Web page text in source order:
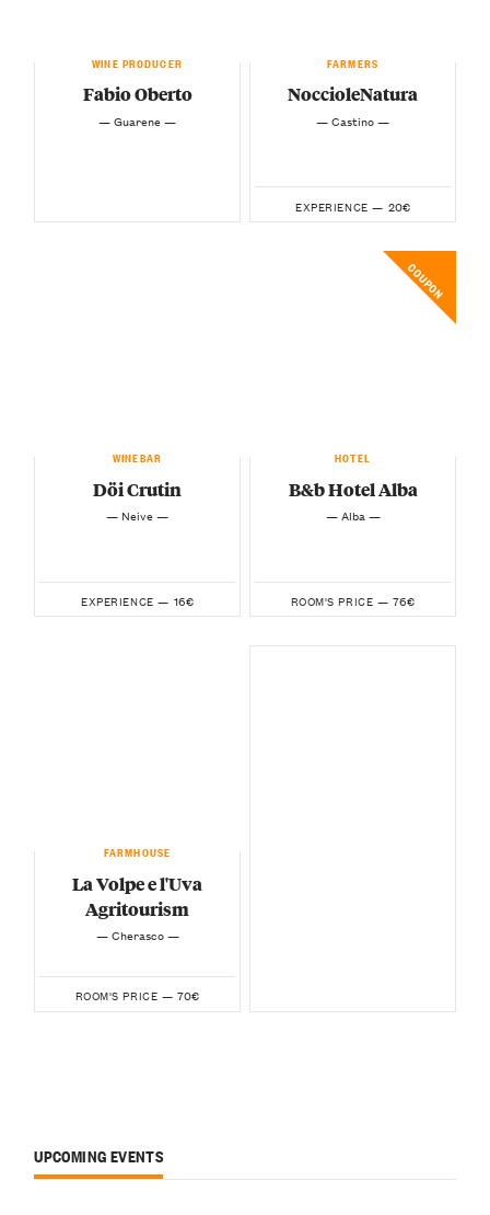
WINE PRODUCER
Fabio Oberto
— Guarene —
FARMERS
NoccioleNatura
— Castino —
EXPERIENCE — 20€
WINEBAR
Döi Crutin
— Neive —
EXPERIENCE — 16€
COUPON
HOTEL
B&b Hotel Alba
— Alba —
ROOM'S PRICE — 76€
FARMHOUSE
La Volpe e l'Uva
Agritourism
— Cherasco —
ROOM'S PRICE — 70€
UPCOMING EVENTS